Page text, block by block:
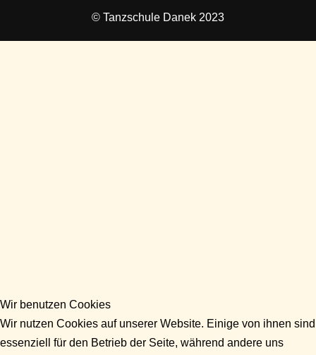
© Tanzschule Danek 2023
Wir benutzen Cookies
Wir nutzen Cookies auf unserer Website. Einige von ihnen sind
essenziell für den Betrieb der Seite, während andere uns